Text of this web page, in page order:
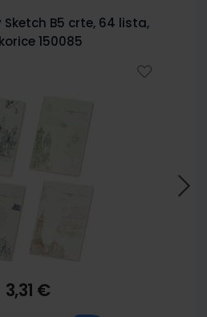
Sketch B5 crte, 64 lista,
150085
3,31 €